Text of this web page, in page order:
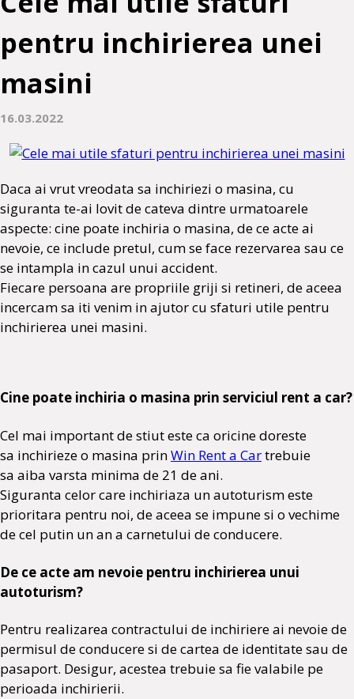
pentru inchirierea unei
masini
16.03.2022
Daca ai vrut vreodata sa inchiriezi o masina, cu
siguranta te-ai lovit de cateva dintre urmatoarele
aspecte: cine poate inchiria o masina, de ce acte ai
nevoie, ce include pretul, cum se face rezervarea sau ce
se intampla in cazul unui accident.
Fiecare persoana are propriile griji si retineri, de aceea
incercam sa iti venim in ajutor cu sfaturi utile pentru
inchirierea unei masini.
Cine poate inchiria o masina prin serviciul rent a car?
Cel mai important de stiut este ca oricine doreste
sa inchirieze o masina prinWin Rent a Cartrebuie
sa aiba varsta minima de 21 de ani.
Siguranta celor care inchiriaza un autoturism este
prioritara pentru noi, de aceea se impune si o vechime
de cel putin un an a carnetului de conducere.
De ce acte am nevoie pentru inchirierea unui
autoturism?
Pentru realizarea contractului de inchiriere ai nevoie de
permisul de conducere si de cartea de identitate sau de
pasaport. Desigur, acestea trebuie sa fie valabile pe
perioada inchirierii.